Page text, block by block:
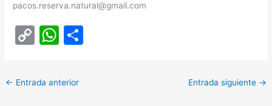
pacos.reserva.natural@gmail.com
C
p
y
W
at
s
← Entrada anterior Entrada siguiente →